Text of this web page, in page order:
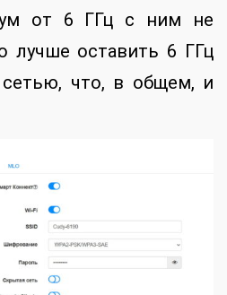
от 6 ГГц с ним не
лучше оставить 6 ГГц
сетью, что, в общем, и